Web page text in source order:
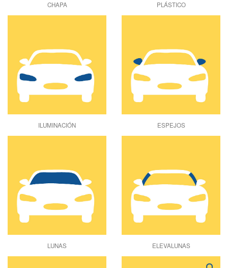
CHAPA PLÁSTICO
ILUMINACIÓN ESPEJOS
LUNAS ELEVALUNAS